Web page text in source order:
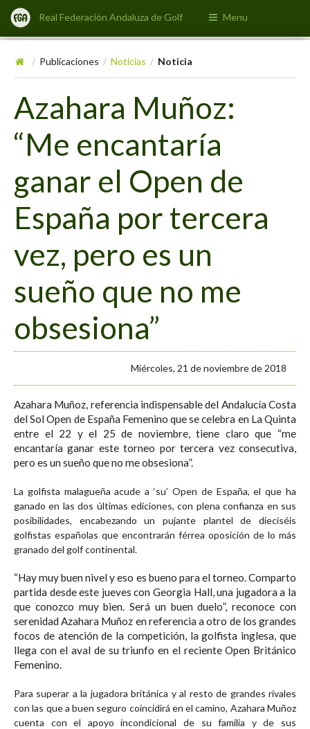
Real Federación Andaluza de Golf Menu
/ Publicaciones / Noticias / Noticia
Azahara Muñoz:
“Me encantaría
ganar el Open de
España por tercera
vez, pero es un
sueño que no me
obsesiona”
Miércoles, 21 de noviembre de 2018
Azahara Muñoz, referencia indispensable del Andalucía Costa
del Sol Open de España Femenino que se celebra en La Quinta
entre el 22 y el 25 de noviembre, tiene claro que “me
encantaría ganar este torneo por tercera vez consecutiva,
pero es un sueño que no me obsesiona”.
La golfista malagueña acude a ‘su’ Open de España, el que ha
ganado en las dos últimas ediciones, con plena confianza en sus
posibilidades, encabezando un pujante plantel de dieciséis
golfistas españolas que encontrarán férrea oposición de lo más
granado del golf continental.
“Hay muy buen nivel y eso es bueno para el torneo. Comparto
partida desde este jueves con Georgia Hall, una jugadora a la
que conozco muy bien. Será un buen duelo”, reconoce con
serenidad Azahara Muñoz en referencia a otro de los grandes
focos de atención de la competición, la golfista inglesa, que
llega con el aval de su triunfo en el reciente Open Británico
Femenino.
Para superar a la jugadora británica y al resto de grandes rivales
con las que a buen seguro coincidirá en el camino, Azahara Muñoz
cuenta con el apoyo incondicional de su familia y de sus